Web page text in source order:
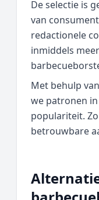
De selectie is
van
redactionele
inmiddels
Met behulp
we patronen
populariteit.
betrouwbare